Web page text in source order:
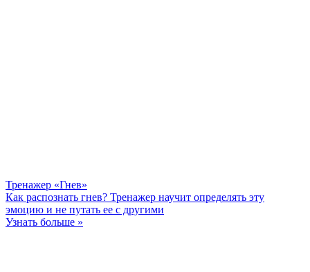
Тренажер «Гнев»
Как распознать гнев? Тренажер научит определять эту
эмоцию и не путать ее с другими
Узнать больше »